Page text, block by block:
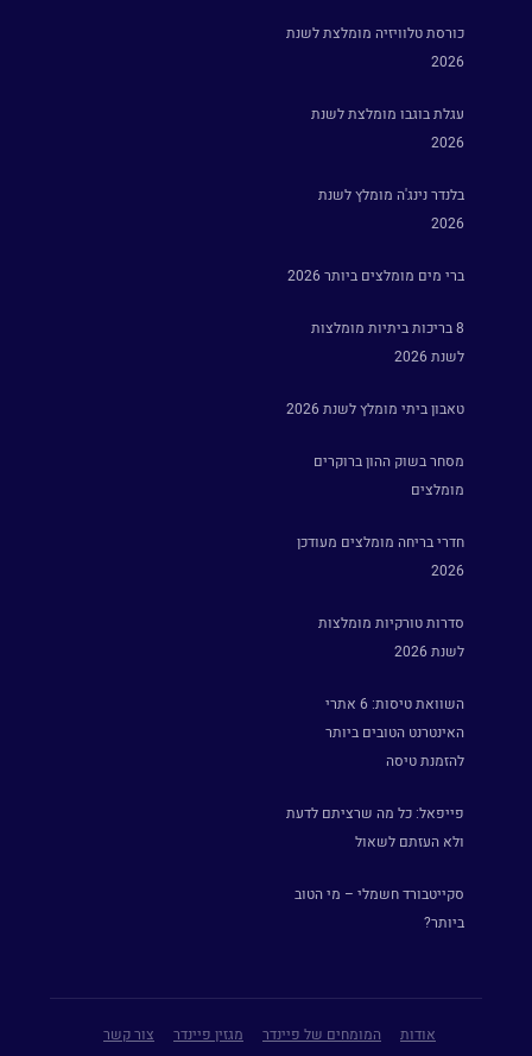
כורסת טלוויזיה מומלצת לשנת
2026
עגלת בוגבו מומלצת לשנת
2026
בלנדר נינג'ה מומלץ לשנת
2026
ברי מים מומלצים ביותר 2026
8 בריכות ביתיות מומלצות
לשנת 2026
טאבון ביתי מומלץ לשנת 2026
מסחר בשוק ההון ברוקרים
מומלצים
חדרי בריחה מומלצים מעודכן
2026
סדרות טורקיות מומלצות
לשנת 2026
השוואת טיסות: 6 אתרי
האינטרנט הטובים ביותר
להזמנת טיסה
פייפאל: כל מה שרציתם לדעת
ולא העזתם לשאול
סקייטבורד חשמלי – מי הטוב
ביותר?
אודות המומחים של פיינדר מגזין פיינדר צור קשר